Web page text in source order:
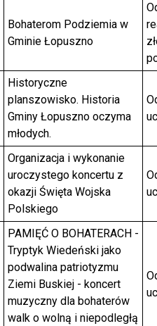
Bohaterom Podziemia w
Gminie Łopuszno
Historyczne
planszowisko. Historia
Gminy Łopuszno oczyma
młodych.
Organizacja i wykonanie
uroczystego koncertu z
okazji Święta Wojska
Polskiego
PAMIĘĆ O BOHATERACH -
Tryptyk Wiedeński jako
podwalina patriotyzmu
Ziemi Buskiej - koncert
muzyczny dla bohaterów
walk o wolną i niepodległą